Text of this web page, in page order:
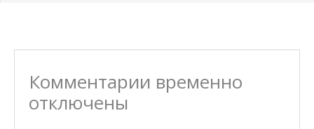
Комментарии временно
отключены